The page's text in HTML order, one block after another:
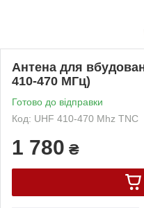
Антена для
410-470 МГц)
Готово до відправки
Код: UHF 410-470 Mhz TNC
1 780 ₴